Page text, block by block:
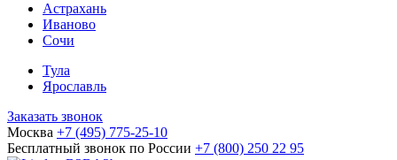
Астрахань
Иваново
Сочи
Тула
Ярославль
Заказать звонок
Москва +7 (495) 775-25-10
Бесплатный звонок по России +7 (800) 250 22 95